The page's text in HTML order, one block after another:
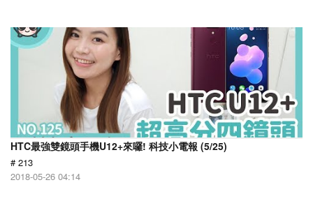
HTC最強雙鏡頭手機U12+來囉! 科技小電報 (5/25)
# 213
2018-05-26 04:14